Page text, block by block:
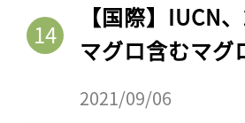
【国際】IUCN
マグロ含むマグ
2021/09/06